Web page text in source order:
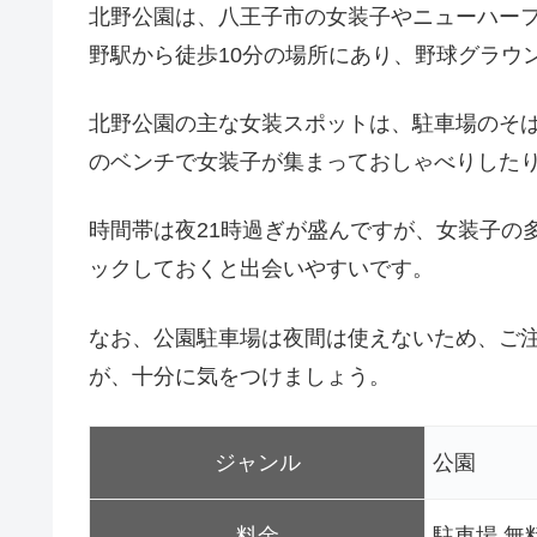
北野公園は、八王子市の女装子やニューハー
野駅から徒歩10分の場所にあり、野球グラウ
北野公園の主な女装スポットは、駐車場のそ
のベンチで女装子が集まっておしゃべりした
時間帯は夜21時過ぎが盛んですが、女装子
ックしておくと出会いやすいです。
なお、公園駐車場は夜間は使えないため、ご
が、十分に気をつけましょう。
ジャンル 公園